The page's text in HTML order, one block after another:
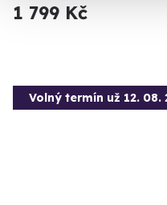
1 799 Kč
Volný termín už 12. 08.